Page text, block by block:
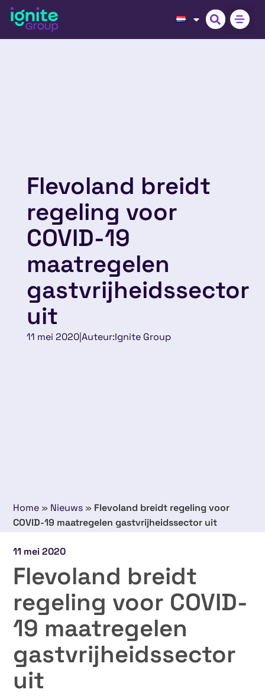
Flevoland breidt
regeling voor
COVID-19
maatregelen
gastvrijheidssector
uit
11 mei 2020|Auteur:Ignite Group
Home » Nieuws » Flevoland breidt regeling voor
COVID-19 maatregelen gastvrijheidssector uit
11 mei 2020
Flevoland breidt
regeling voor COVID-
19 maatregelen
gastvrijheidssector
uit